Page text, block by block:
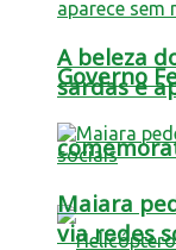
Governo
A beleza
sardas e
Maiara
via redes